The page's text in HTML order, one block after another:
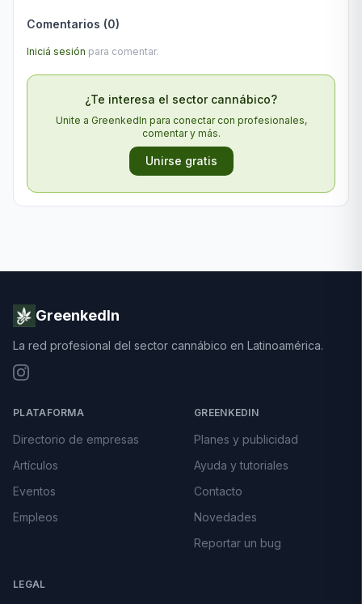
Comentarios (0)
Iniciá sesión para comentar.
¿Te interesa el sector cannábico?
Unite a GreenkedIn para conectar con profesionales,
comentar y más.
Unirse gratis
GreenkedIn
La red profesional del sector cannábico en Latinoamérica.
PLATAFORMA
Directorio de empresas
Artículos
Eventos
Empleos
GREENKEDIN
Planes y publicidad
Ayuda y tutoriales
Contacto
Novedades
Reportar un bug
LEGAL